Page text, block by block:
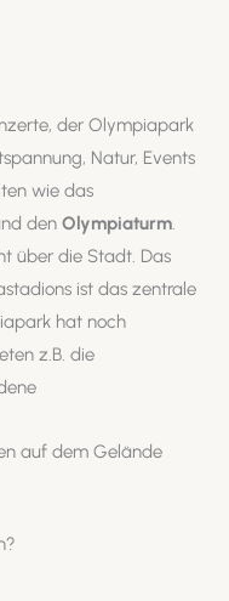
der Olympiapark
Natur, Events
wie das
den Olympiaturm.
über die Stadt. Das
ist das zentrale
hat noch
z.B. die
auf dem Gelände